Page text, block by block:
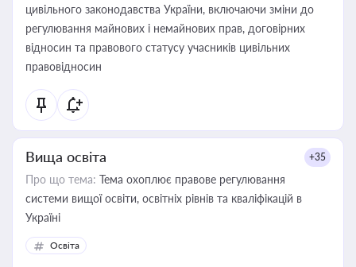
цивільного законодавства України, включаючи зміни до
регулювання майнових і немайнових прав, договірних
відносин та правового статусу учасників цивільних
правовідносин
Вища освіта +35
Про що тема: Тема охоплює правове регулювання
системи вищої освіти, освітніх рівнів та кваліфікацій в
Україні
Освіта